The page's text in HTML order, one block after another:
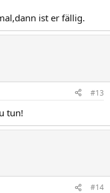
ist er fällig.
#13
tun!
#14